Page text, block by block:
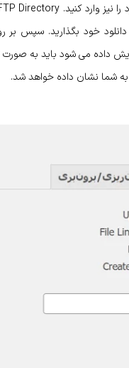
به شما نشان داده خواهد شد.